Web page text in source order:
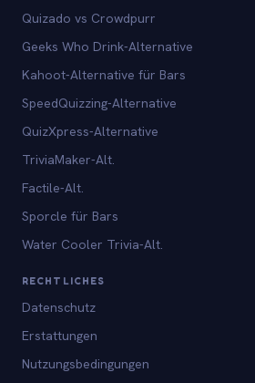
Quizado vs Crowdpurr
Geeks Who Drink-Alternative
Kahoot-Alternative für Bars
SpeedQuizzing-Alternative
QuizXpress-Alternative
TriviaMaker-Alt.
Factile-Alt.
Sporcle für Bars
Water Cooler Trivia-Alt.
RECHTLICHES
Datenschutz
Erstattungen
Nutzungsbedingungen